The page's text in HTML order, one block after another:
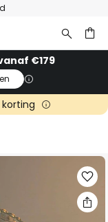
€179